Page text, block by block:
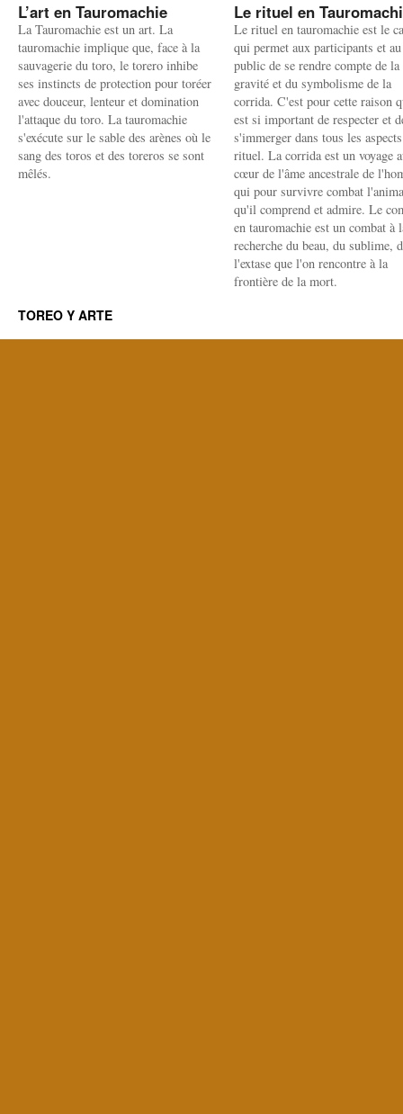
L’art en Tauromachie
La Tauromachie est un art. La
tauromachie implique que, face à la
sauvagerie du toro, le torero inhibe
ses instincts de protection pour toréer
avec douceur, lenteur et domination
l'attaque du toro. La tauromachie
s'exécute sur le sable des arènes où le
sang des toros et des toreros se sont
mêlés.
Le rituel en
Le rituel en tauromachie est le
qui permet aux participants et au
public de se rendre compte de la
gravité et du symbolisme de la
corrida. C'est pour cette raison
est si important de respecter et
s'immerger dans tous les
rituel. La corrida est un voyage
cœur de l'âme ancestrale de
qui pour survivre combat
qu'il comprend et admire. Le
en tauromachie est un combat à
recherche du beau, du sublime,
l'extase que l'on rencontre à la
frontière de la mort.
TOREO Y ARTE